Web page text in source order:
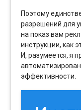
Поэтому
разрешений для
на показ вам
инструкции, как
И, разумеется, я
эффективности.